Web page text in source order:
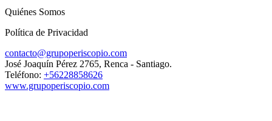
Quiénes Somos
Política de Privacidad
contacto@grupoperiscopio.com
José Joaquín Pérez 2765, Renca - Santiago.
Teléfono: +56228858626
www.grupoperiscopio.com